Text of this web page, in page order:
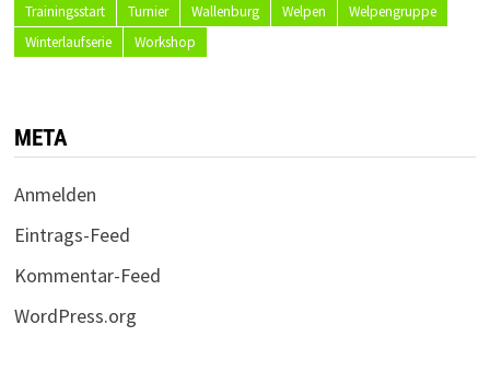
Trainingsstart
Turnier Wallenburg Welpen
Welpengruppe
Winterlaufserie
Workshop
META
Anmelden
Eintrags-Feed
Kommentar-Feed
WordPress.org